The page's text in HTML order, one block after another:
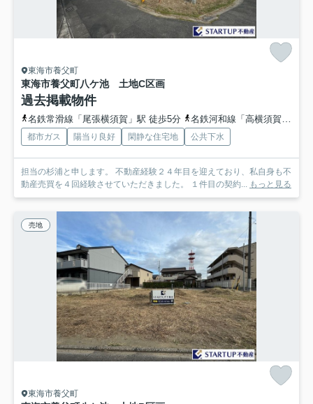
東海市養父町
東海市養父町八ケ池 土地C区画
過去掲載物件
名鉄常滑線「尾張横須賀」駅 徒歩5分 名鉄河和線「高横須賀」駅 徒歩17分
都市ガス 陽当り良好 閑静な住宅地 公共下水
担当の杉浦と申します。 不動産経験２４年目を迎えており、私自身も不
動産売買を４回経験させていただきました。 １件目の契約... もっと見る
売地
東海市養父町